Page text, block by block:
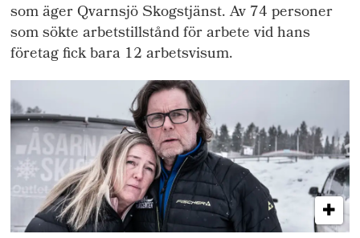
som äger Qvarnsjö Skogstjänst. Av 74 personer
som sökte arbetstillstånd för arbete vid hans
företag fick bara 12 arbetsvisum.